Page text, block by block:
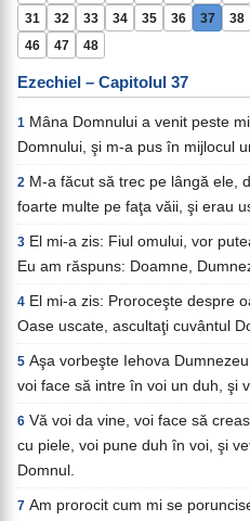
31
32 33 34 35 36 37 38
46
47 48
Ezechiel – Capitolul 37
1 Mâna Domnului a venit peste
Domnului, şi m-a pus în mijlocul
2 M-a făcut să trec pe lângă ele,
foarte multe pe faţa văii, şi erau
3 El mi-a zis: Fiul omului, vor
Eu am răspuns: Doamne,
4 El mi-a zis: Proroceşte despre
Oase uscate, ascultaţi cuvântul
5 Aşa vorbeşte Iehova
voi face să intre în voi un duh, şi
6 Vă voi da vine, voi face să
cu piele, voi pune duh în voi, şi
Domnul.
7 Am prorocit cum mi se